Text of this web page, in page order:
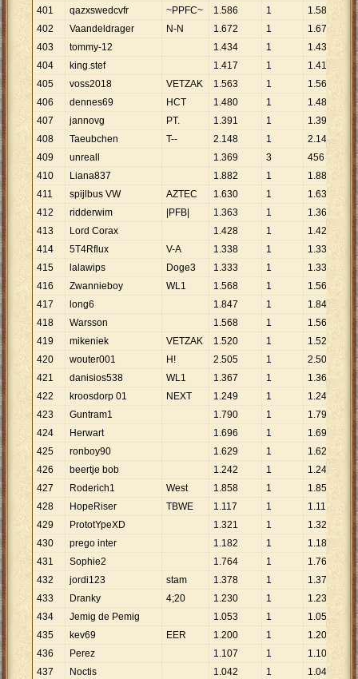
401
qazxswedcvfr ~PPFC~ 1.586 1 1.586
402
Vaandeldrager N-N 1.672 1 1.672
403
tommy-12 1.434 1 1.434
404
king.stef 1.417 1 1.417
405
voss2018 VETZAK 1.563 1 1.563
406
dennes69 HCT 1.480 1 1.480
407
jannovg PT. 1.391 1 1.391
408
Taeubchen T-- 2.148 1 2.148
409
unreall 1.369 3
456
410
Liana837 1.882 1 1.882
411
spijlbus VW AZTEC 1.630 1 1.630
412
ridderwim |PFB| 1.363 1 1.363
413
Lord Corax 1.428 1 1.428
414
5T4Rflux V-A 1.338 1 1.338
415
lalawips Doge3 1.333 1 1.333
416
Zwannieboy WL1 1.568 1 1.568
417
long6 1.847 1 1.847
418
Warsson 1.568 1 1.568
419
mikeniek VETZAK 1.520 1 1.520
420
wouter001 H! 2.505 1 2.505
421
danisios538 WL1 1.367 1 1.367
422
kroosdorp 01 NEXT 1.249 1 1.249
423
Guntram1 1.790 1 1.790
424
Herwart 1.696 1 1.696
425
ronboy90 1.629 1 1.629
426
beertje bob 1.242 1 1.242
427
Roderich1 West 1.858 1 1.858
428
HopeRiser TBWE 1.117 1 1.117
429
PrototYpeXD 1.321 1 1.321
430
prego inter 1.182 1 1.182
431
Sophie2 1.764 1 1.764
432
jordi123 stam 1.378 1 1.378
433
Dranky 4;20 1.230 1 1.230
434
Jemig de Pemig 1.053 1 1.053
435
kev69 EER 1.200 1 1.200
436
Perez 1.107 1 1.107
437
Noctis 1.042 1 1.042